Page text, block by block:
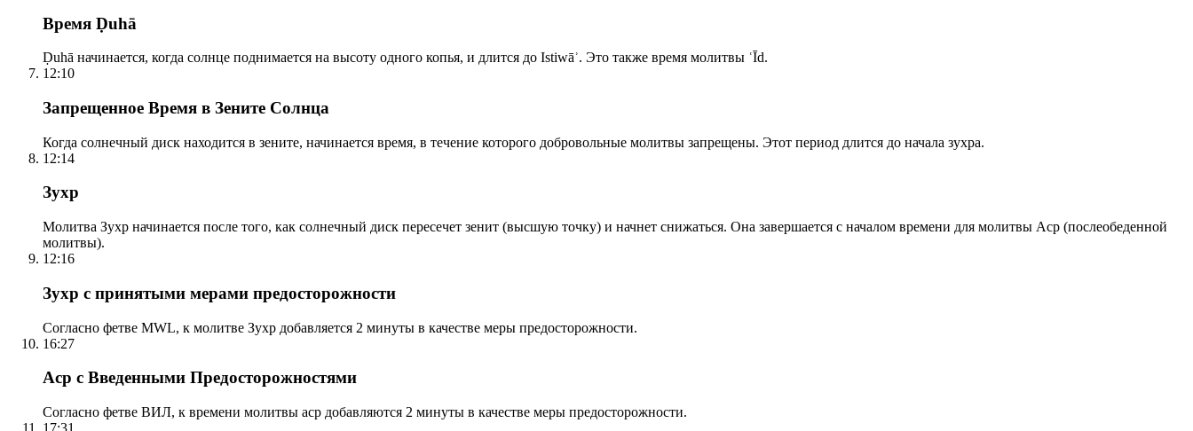
Время Ḍuhā
Ḍuhā начинается, когда солнце поднимается на высоту одного копья, и длится до Istiwāʾ. Это также время молитвы ʿĪd.
12:10
Запрещенное Время в Зените Солнца
Когда солнечный диск находится в зените, начинается время, в течение которого добровольные молитвы запрещены. Этот период длится до начала зухра.
12:14
Зухр
Молитва Зухр начинается после того, как солнечный диск пересечет зенит (высшую точку) и начнет снижаться. Она завершается с началом времени для молитвы Аср (послеобеденной
молитвы).
12:16
Зухр с принятыми мерами предосторожности
Согласно фетве MWL, к молитве Зухр добавляется 2 минуты в качестве меры предосторожности.
16:27
Аср с Введенными Предосторожностями
Согласно фетве ВИЛ, к времени молитвы аср добавляются 2 минуты в качестве меры предосторожности.
17:31